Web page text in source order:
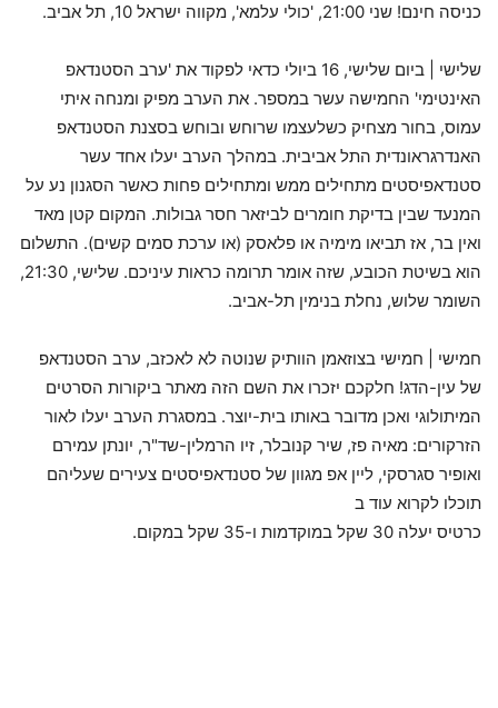
כניסה חינם! שני 21:00, 'כולי עלמא', מקווה ישראל 10, תל אביב.
שלישי | ביום שלישי, 16 ביולי כדאי לפקוד את 'ערב הסטנדאפ
האינטימי' החמישה עשר במספר. את הערב מפיק ומנחה איתי
עמוס, בחור מצחיק כשלעצמו שרוחש ובוחש בסצנת הסטנדאפ
האנדרגראונדית התל אביבית. במהלך הערב יעלו אחד עשר
סטנדאפיסטים מתחילים ממש ומתחילים פחות כאשר הסגנון נע על
המנעד שבין בדיקת חומרים לביזאר חסר גבולות. המקום קטן מאד
ואין בר, אז תביאו מימיה או פלאסק (או ערכת סמים קשים). התשלום
הוא בשיטת הכובע, שזה אומר תרומה כראות עיניכם. שלישי, 21:30,
השומר שלוש, נחלת בנימין תל-אביב.
חמישי | חמישי בצוזאמן הוותיק שנוטה לא לאכזב, ערב הסטנדאפ
של עין-הדג! חלקכם יזכרו את השם הזה מאתר ביקורות הסרטים
המיתולוגי ואכן מדובר באותו בית-יוצר. במסגרת הערב יעלו לאור
הזרקורים: מאיה פז, שיר קנובלר, זיו הרמלין-שד"ר, יונתן עמירם
ואופיר סגרסקי, ליין אפ מגוון של סטנדאפיסטים צעירים שעליהם
תוכלו לקרוא עוד ב
כרטיס יעלה 30 שקל במוקדמות ו-35 שקל במקום.